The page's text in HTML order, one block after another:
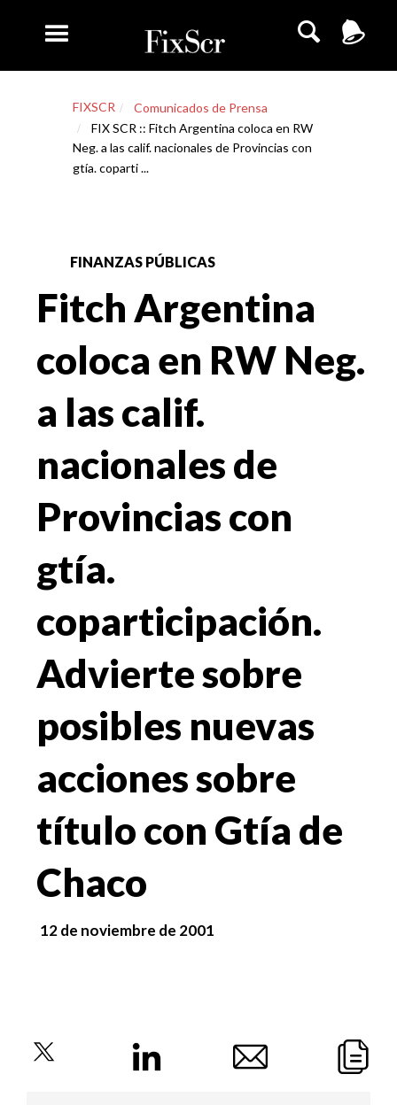
FIXSCR
Comunicados de Prensa
FIX SCR :: Fitch Argentina coloca en RW
Neg. a las calif. nacionales de Provincias con
gtía. coparti ...
FINANZAS PÚBLICAS
Fitch Argentina
coloca en RW Neg.
a las calif.
nacionales de
Provincias con
gtía.
coparticipación.
Advierte sobre
posibles nuevas
acciones sobre
título con Gtía de
Chaco
12 de noviembre de 2001